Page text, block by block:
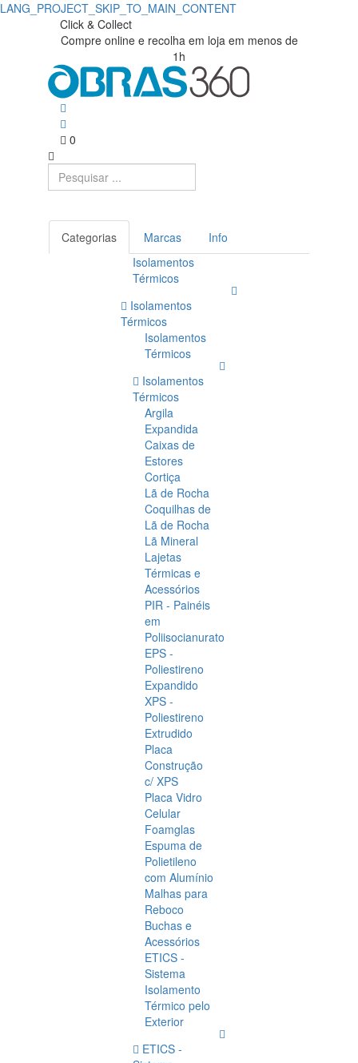
LANG_PROJECT_SKIP_TO_MAIN_CONTENT
Betuminosa
Asfáltica
Impermeabilização
ECOflex
Obras360
Materiais
Construção
Click & Collect
Compre online e recolha em loja em menos de
1h
0
Categorias Marcas
Info
Isolamentos
Térmicos
Isolamentos
Térmicos
Isolamentos
Térmicos
Isolamentos
Térmicos
Argila
Expandida
Caixas de
Estores
Cortiça
Lã de Rocha
Coquilhas de
Lã de Rocha
Lã Mineral
Lajetas
Térmicas e
Acessórios
PIR - Painéis
em
Poliisocianurato
EPS -
Poliestireno
Expandido
XPS -
Poliestireno
Extrudido
Placa
Construção
c/ XPS
Placa Vidro
Celular
Foamglas
Espuma de
Polietileno
com Alumínio
Malhas para
Reboco
Buchas e
Acessórios
ETICS -
Sistema
Isolamento
Térmico pelo
Exterior
ETICS -